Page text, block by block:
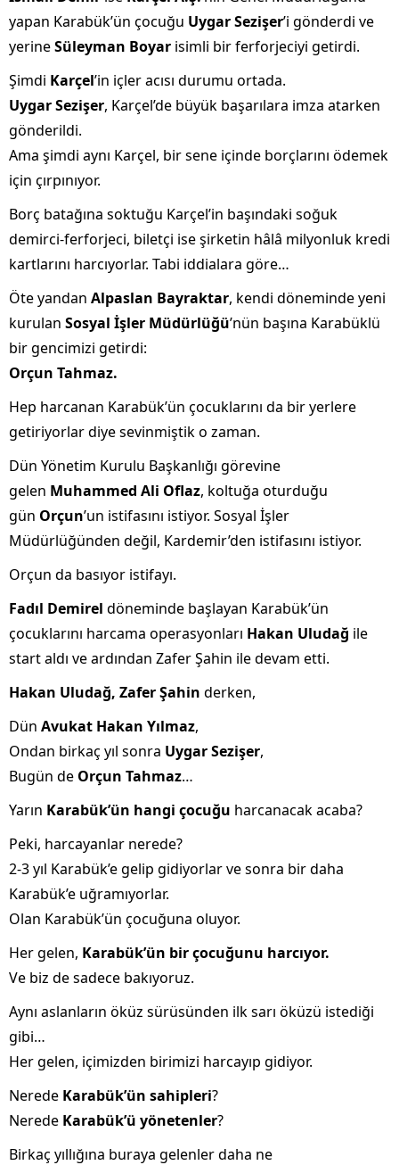
yapan Karabük’ün çocuğu Uygar Sezişer’i gönderdi ve
yerineSüleyman Boyar isimli bir ferforjeciyi getirdi.
Şimdi Karçel’in içler acısı durumu ortada.
Uygar Sezişer, Karçel’de büyük başarılara imza atarken
gönderildi.
Ama şimdi aynı Karçel, bir sene içinde borçlarını ödemek
için çırpınıyor.
Borç batağına soktuğu Karçel’in başındaki soğuk
demirci-ferforjeci, biletçi ise şirketin hâlâ milyonluk kredi
kartlarını harcıyorlar. Tabi iddialara göre…
Öte yandan Alpaslan Bayraktar, kendi döneminde yeni
kurulan Sosyal İşler Müdürlüğü’nün başına Karabüklü
bir gencimizi getirdi:
Orçun Tahmaz.
Hep harcanan Karabük’ün çocuklarını da bir yerlere
getiriyorlar diye sevinmiştik o zaman.
Dün Yönetim Kurulu Başkanlığı görevine
gelen Muhammed Ali Oflaz, koltuğa oturduğu
gün Orçun’un istifasını istiyor. Sosyal İşler
Müdürlüğünden değil, Kardemir’den istifasını istiyor.
Orçun da basıyor istifayı.
Fadıl Demirel döneminde başlayan Karabük’ün
çocuklarını harcama operasyonları Hakan Uludağ ile
start aldı ve ardından Zafer Şahin ile devam etti.
Hakan Uludağ, Zafer Şahin derken,
Dün Avukat Hakan Yılmaz,
Ondan birkaç yıl sonra Uygar Sezişer,
Bugün de Orçun Tahmaz…
Yarın Karabük’ün hangi çocuğu harcanacak acaba?
Peki, harcayanlar nerede?
2-3 yıl Karabük’e gelip gidiyorlar ve sonra bir daha
Karabük’e uğramıyorlar.
Olan Karabük’ün çocuğuna oluyor.
Her gelen, Karabük’ün bir çocuğunu harcıyor.
Ve biz de sadece bakıyoruz.
Aynı aslanların öküz sürüsünden ilk sarı öküzü istediği
gibi…
Her gelen, içimizden birimizi harcayıp gidiyor.
Nerede Karabük’ün sahipleri?
Nerede Karabük’ü yönetenler?
Birkaç yıllığına buraya gelenler daha ne